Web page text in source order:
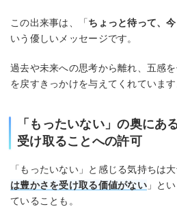
この出来事は、「ちょっと待って、
いう優しいメッセージです。
過去や未来への思考から離れ、五感
を戻すきっかけを与えてくれています
「もったいない」の奥にあ
受け取ることへの許可
「もったいない」と感じる気持ちは
は豊かさを受け取る価値がない」と
ていることも。